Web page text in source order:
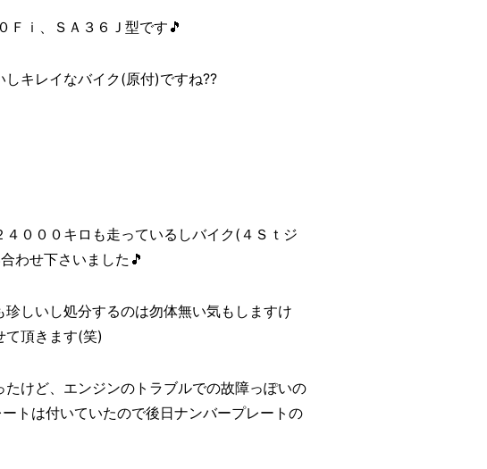
Ｆｉ、ＳＡ３６Ｊ型です🎵
キレイなバイク(原付)ですね??
０００キロも走っているしバイク(４Ｓｔジ
わせ下さいました🎵
しいし処分するのは勿体無い気もしますけ
て頂きます(笑)
けど、エンジンのトラブルでの故障っぽいの
トは付いていたので後日ナンバープレートの